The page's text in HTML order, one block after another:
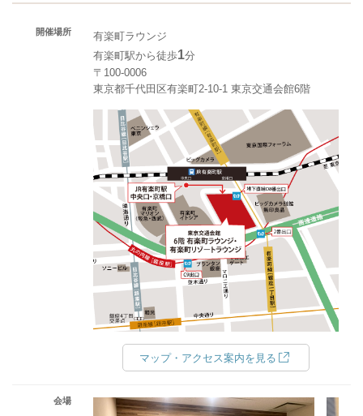
開催場所
有楽町ラウンジ
有楽町駅から徒歩1分
〒100-0006
東京都千代田区有楽町2-10-1 東京交通会館6階
マップ・アクセス案内を見る
会場